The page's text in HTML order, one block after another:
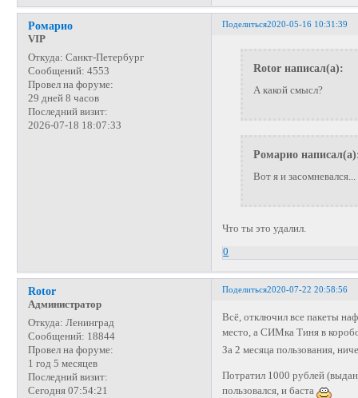
Поделиться2020-05-16 10:31:39
Ромарио
VIP
Откуда: Санкт-Петербург
Сообщений: 4553
Провел на форуме:
29 дней 8 часов
Последний визит:
2026-07-18 18:07:33
Rotor написал(а):
А какой смысл?
Ромарио
Вот я и засомневался...
Что ты это удалил.
0
Поделиться2020-07-22 20:58:56
Rotor
Администратор
Откуда: Ленинград
Сообщений: 18844
Провел на форуме:
1 год 5 месяцев
Последний визит:
Сегодня 07:54:21
Всё, отключил все пакеты
место, а СИМка Тиня в
За 2 месяца пользования,
Потратил 1000 рублей
пользовался, и баста